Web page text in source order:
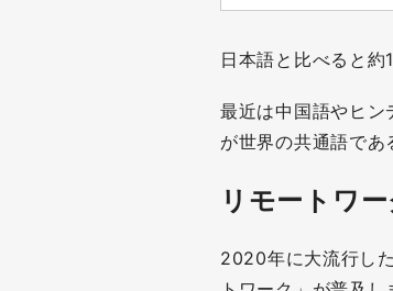
日本語と比べると約
最近は中国語やヒン
が世界の共通語であ
リモートワ
2020年に大流行し